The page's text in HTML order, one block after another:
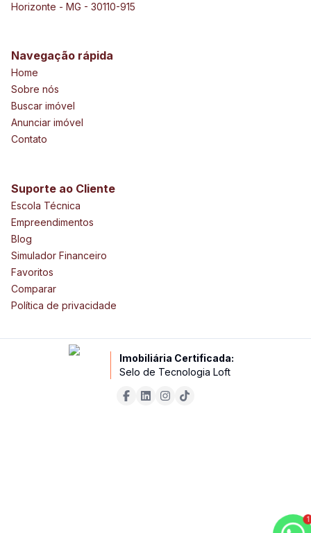
Horizonte - MG - 30110-915
Navegação rápida
Home
Sobre nós
Buscar imóvel
Anunciar imóvel
Contato
Suporte ao Cliente
Escola Técnica
Empreendimentos
Blog
Simulador Financeiro
Favoritos
Comparar
Política de privacidade
Imobiliária Certificada:
Selo de Tecnologia Loft
1